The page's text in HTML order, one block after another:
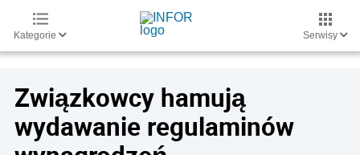
Kategorie Serwisy
Związkowcy hamują
wydawanie regulaminów